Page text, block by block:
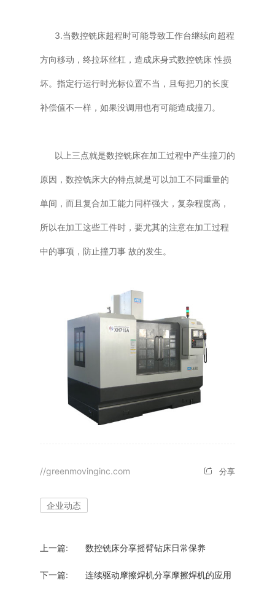
3.当数控铣床超程时可能导致工作台继续向超程
方向移动，终拉坏丝杠，造成床身式数控铣床 性损
坏。指定行运行时光标位置不当，且每把刀的长度
补偿值不一样，如果没调用也有可能造成撞刀。
以上三点就是数控铣床在加工过程中产生撞刀的
原因，数控铣床大的特点就是可以加工不同重量的
单间，而且复合加工能力同样强大，复杂程度高，
所以在加工这些工件时，要尤其的注意在加工过程
中的事项，防止撞刀事 故的发生。
//greenmovinginc.com 分享
企业动态
上一篇: 数控铣床分享摇臂钻床日常保养
下一篇: 连续驱动摩擦焊机分享摩擦焊机的应用